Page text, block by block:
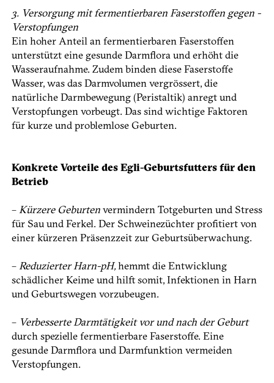
3. Versorgung mit fermentier­baren Faserstoffen gegen ­
Verstopfungen
Ein hoher Anteil an fermentierbaren Faserstoffen
unterstützt eine gesunde Darmflora und erhöht die
Wasseraufnahme. Zudem binden diese Faserstoffe
Wasser, was das Darmvolumen vergrössert, die
natürliche Darmbewegung (Peristaltik) anregt und
Verstopfungen vorbeugt. Das sind wichtige Faktoren
für kurze und problemlose Geburten.
Konkrete Vorteile des Egli-­Geburtsfutters für den
Betrieb
– Kürzere Geburtenvermindern Totgeburten und Stress
für Sau und Ferkel. Der Schweinezüchter profitiert von
einer kürzeren Präsenzzeit zur Geburtsüberwachung.
– Reduzierter Harn-pH,hemmt die Entwicklung
schädlicher ­Keime und hilft somit, Infektionen in Harn
und Geburtswegen vorzubeugen.
– Verbesserte Darmtätigkeit vor und nach der Geburt
durch spezielle fermentierbare Faserstoffe. Eine
gesunde Darmflora und Darmfunktion vermeiden
Verstopfungen.